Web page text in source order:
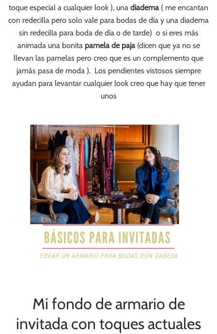
toque especial a cualquier look ), una diadema( me encantan
con redecilla pero solo vale para bodas de día y una diadema
sin redecilla para boda de día o de tarde) o si eres más
animada una bonita pamela de paja(dicen que ya no se
llevan las pamelas pero creo que es un complemento que
jamás pasa de moda ). Los pendientes vistosos siempre
ayudan para levantar cualquier look creo que hay que tener
unos
Mi fondo de armario de
invitada con toques actuales